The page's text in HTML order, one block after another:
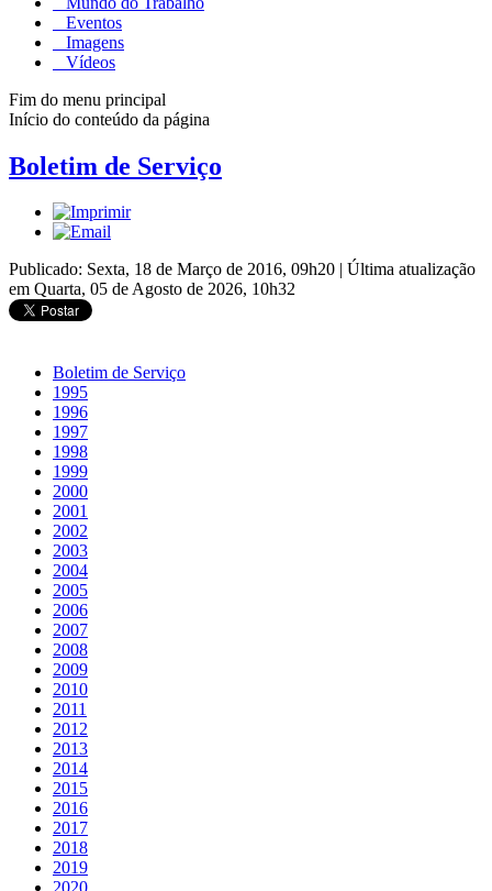
Eventos
Imagens
Vídeos
Fim do menu principal
Início do conteúdo da página
Boletim de Serviço
Publicado: Sexta, 18 de Março de 2016, 09h20 | Última atualização
em Quarta, 05 de Agosto de 2026, 10h32
Boletim de Serviço
1995
1996
1997
1998
1999
2000
2001
2002
2003
2004
2005
2006
2007
2008
2009
2010
2011
2012
2013
2014
2015
2016
2017
2018
2019